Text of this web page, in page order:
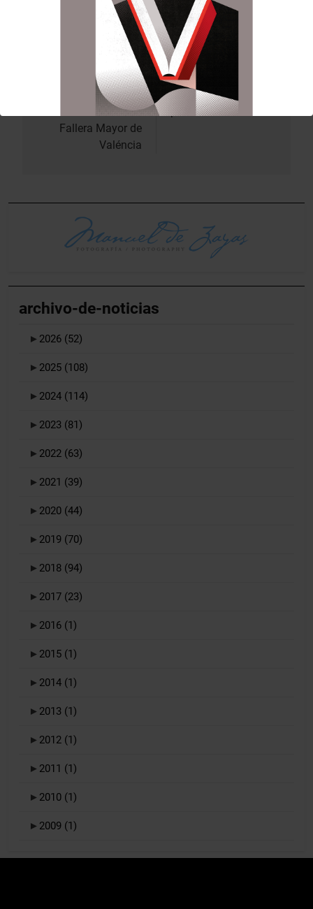
Navegación
entradas
Anterior:
Mª José Llorens
Esplugues en
l’Exaltació de la
Fallera Mayor de
Valéncia
Siguiente:
L’Altar del Tossal ya
te Clavariesa Major
per al 2026
archivo-de-noticias
► 2026 (52)
► 2025 (108)
► 2024 (114)
► 2023 (81)
► 2022 (63)
► 2021 (39)
► 2020 (44)
► 2019 (70)
► 2018 (94)
► 2017 (23)
► 2016 (1)
► 2015 (1)
► 2014 (1)
► 2013 (1)
► 2012 (1)
► 2011 (1)
► 2010 (1)
► 2009 (1)